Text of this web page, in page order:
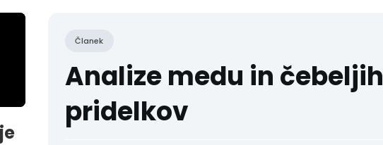
Članek
Analize medu in čebeljih
pridelkov